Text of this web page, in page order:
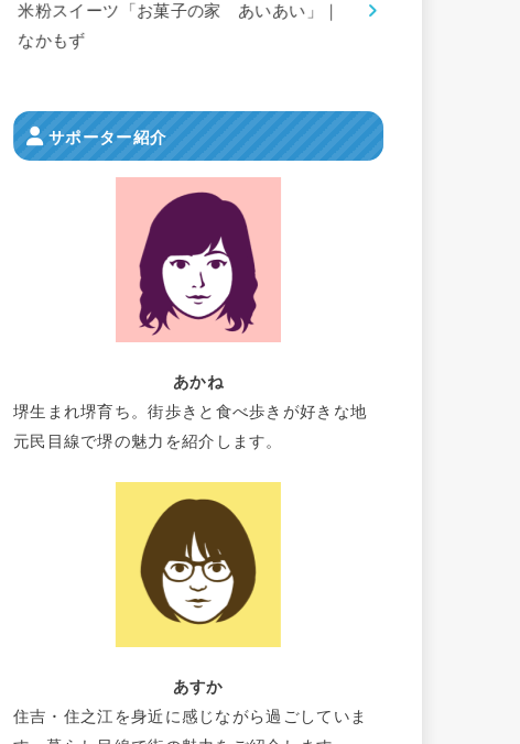
米粉スイーツ「お菓子の家 あいあい」｜
なかもず
サポーター紹介
あかね
堺生まれ堺育ち。街歩きと食べ歩きが好きな地
元民目線で堺の魅力を紹介します。
あすか
住吉・住之江を身近に感じながら過ごしていま